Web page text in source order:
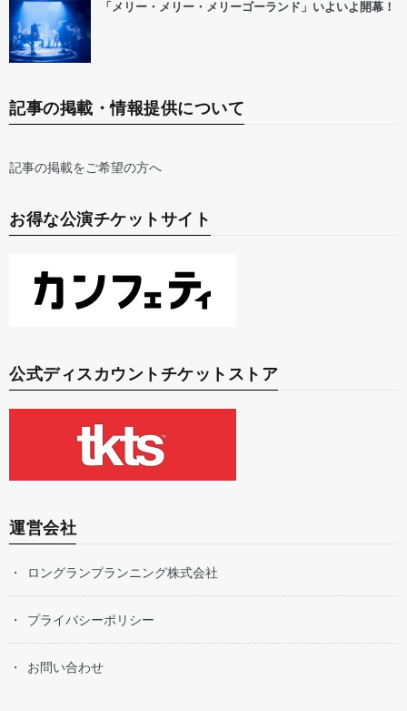
「メリー・メリー・メリーゴーランド」いよいよ開幕！
記事の掲載・情報提供について
記事の掲載をご希望の方へ
お得な公演チケットサイト
公式ディスカウントチケットストア
運営会社
ロングランプランニング株式会社
プライバシーポリシー
お問い合わせ